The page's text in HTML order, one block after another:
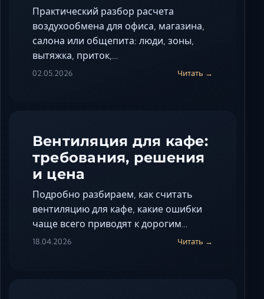
Практический разбор расчета
воздухообмена для офиса, магазина,
салона или общепита: люди, зоны,
вытяжка, приток,…
02.05.2026 Читать →
Вентиляция для кафе:
требования, решения
и цена
Подробно разбираем, как считать
вентиляцию для кафе, какие ошибки
чаще всего приводят к дорогим…
18.04.2026 Читать →